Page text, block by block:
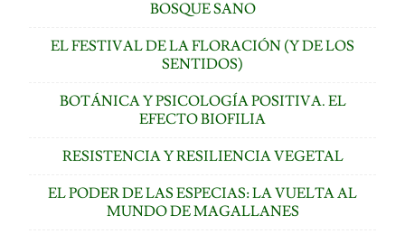
BOSQUE SANO
EL FESTIVAL DE LA FLORACIÓN (Y DE LOS
SENTIDOS)
BOTÁNICA Y PSICOLOGÍA POSITIVA. EL
EFECTO BIOFILIA
RESISTENCIA Y RESILIENCIA VEGETAL
EL PODER DE LAS ESPECIAS: LA VUELTA AL
MUNDO DE MAGALLANES